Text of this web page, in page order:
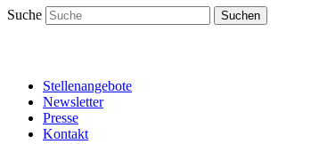
Suche
Stellenangebote
Newsletter
Presse
Kontakt